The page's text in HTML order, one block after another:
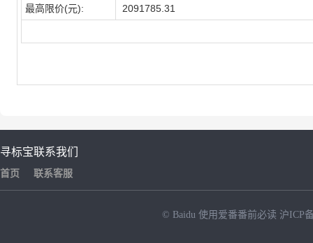
最高限价(元): 2091785.31
寻标宝
首页
联系我们
联系客服
© Baidu 使用爱番番前必读 沪ICP